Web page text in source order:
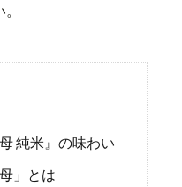
純米』の味わい
」とは